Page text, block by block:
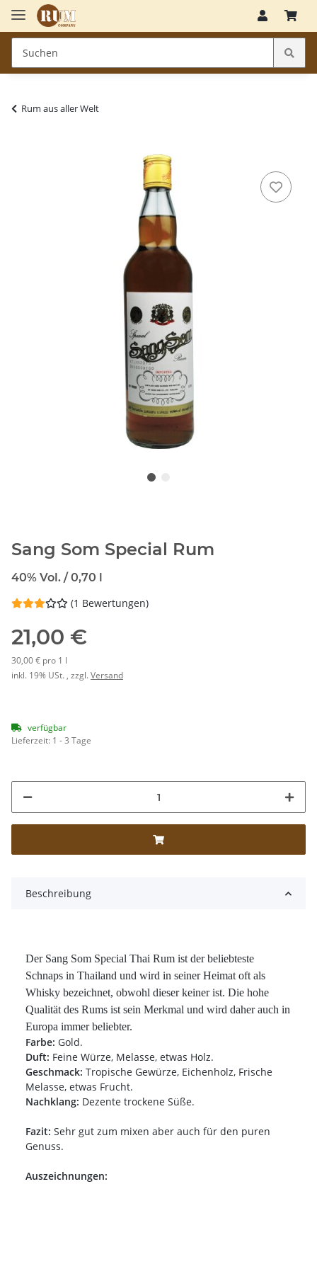
Rum aus aller Welt
Sang Som Special Rum
40% Vol. / 0,70 l
(1 Bewertungen)
21,00 €
30,00 € pro 1 l
inkl. 19% USt. , zzgl.Versand
verfügbar
Lieferzeit: 1 - 3 Tage
Beschreibung
Der Sang Som Special Thai Rum ist der beliebteste
Schnaps in Thailand und wird in seiner Heimat oft als
Whisky bezeichnet, obwohl dieser keiner ist. Die hohe
Qualität des Rums ist sein Merkmal und wird daher auch in
Europa immer beliebter.
Farbe: Gold.
Duft: Feine Würze, Melasse, etwas Holz.
Geschmack: Tropische Gewürze, Eichenholz, Frische
Melasse, etwas Frucht.
Nachklang: Dezente trockene Süße.
Fazit: Sehr gut zum mixen aber auch für den puren
Genuss.
Auszeichnungen: